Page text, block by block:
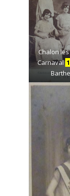
Chalon
Carnaval